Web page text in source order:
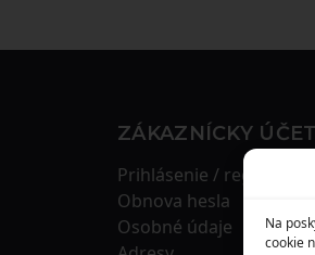
Na
cookie
ZÁKAZNÍCKY ÚČET
Prihlásenie / registrácia
Obnova hesla
Osobné údaje